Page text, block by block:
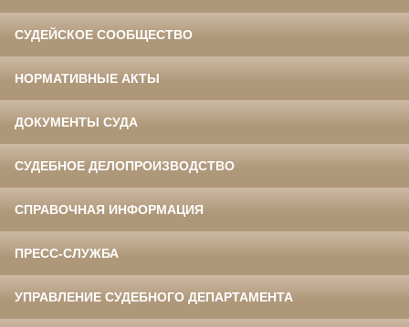
СУДЕЙСКОЕ СООБЩЕСТВО
НОРМАТИВНЫЕ АКТЫ
ДОКУМЕНТЫ СУДА
СУДЕБНОЕ ДЕЛОПРОИЗВОДСТВО
СПРАВОЧНАЯ ИНФОРМАЦИЯ
ПРЕСС-СЛУЖБА
УПРАВЛЕНИЕ СУДЕБНОГО ДЕПАРТАМЕНТА